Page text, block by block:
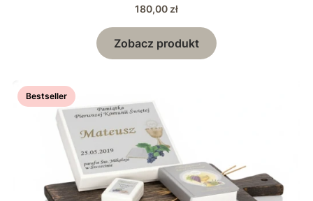
Cena
180,00 zł
Zobacz produkt
Bestseller